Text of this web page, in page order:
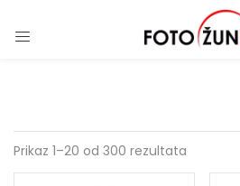
Prikaz 1–20 od 300 rezultata